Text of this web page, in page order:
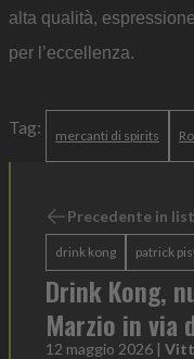
alta qualità,
per l’eccellenza.
Tag: mercanti di spirits
Precedente in
drink kong patrick
Drink Kong,
Marzio in via
12 maggio 2026 |